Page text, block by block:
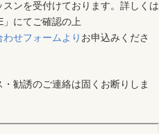
スンを受付けております。詳しくは
」にてご確認の上
わせフォームより お申込みくださ
・勧誘のご連絡は固くお断りしま